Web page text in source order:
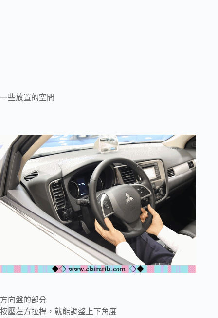
一些放置的空間
方向盤的部分
按壓左方拉桿，就能調整上下角度